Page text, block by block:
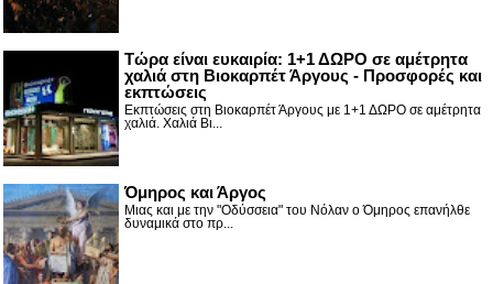
Τώρα είναι ευκαιρία: 1+1 ΔΩΡΟ σε αμέτρητα
χαλιά στη Βιοκαρπέτ Άργους - Προσφορές και
εκπτώσεις
Εκπτώσεις στη Βιοκαρπέτ Άργους με 1+1 ΔΩΡΟ σε αμέτρητα
χαλιά. Χαλιά Βι...
Όμηρος και Άργος
Μιας και με την "Οδύσσεια" του Νόλαν ο Όμηρος επανήλθε
δυναμικά στο πρ...